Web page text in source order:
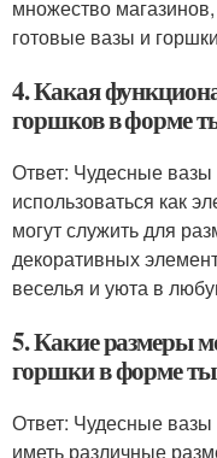
множество
готовые вазы и
4. Какая
горшков в форме
Ответ: Чудесные
использоваться как
могут служить для
декоративных
веселья и уюта в
5. Какие размеры
горшки в форме
Ответ: Чудесные
иметь различные